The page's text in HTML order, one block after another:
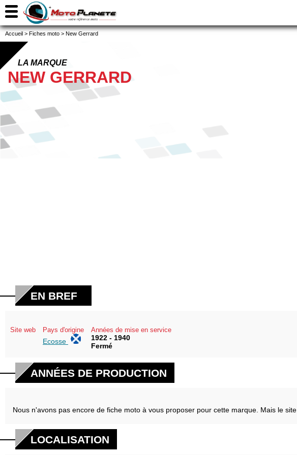
Accueil > Fiches moto > New Gerrard
LA MARQUE
NEW GERRARD
EN BREF
Site web Pays d'origine
Ecosse
Années de mise en service
1922 - 1940
Fermé
ANNÉES DE PRODUCTION
Nous n'avons pas encore de fiche moto à vous proposer pour cette marque. Mais le site
LOCALISATION